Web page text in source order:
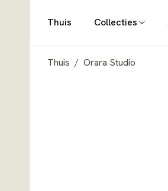
Thuis Collecties
Thuis / Orara Studio